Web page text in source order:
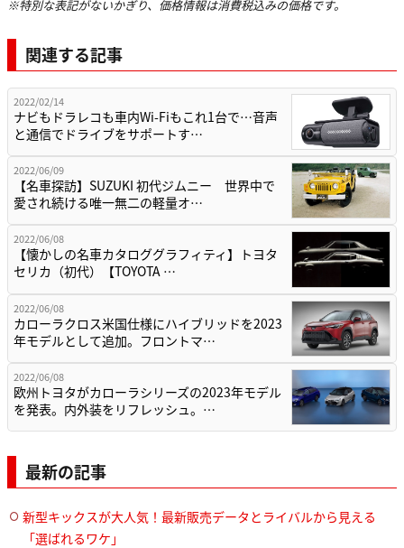
※特別な表記がないかぎり、価格情報は消費税込みの価格です。
関連する記事
2022/02/14
ナビもドラレコも車内Wi-Fiもこれ1台で…音声
と通信でドライブをサポートす…
2022/06/09
【名車探訪】SUZUKI 初代ジムニー 世界中で
愛され続ける唯一無二の軽量オ…
2022/06/08
【懐かしの名車カタロググラフィティ】トヨタ
セリカ（初代）【TOYOTA …
2022/06/08
カローラクロス米国仕様にハイブリッドを2023
年モデルとして追加。フロントマ…
2022/06/08
欧州トヨタがカローラシリーズの2023年モデル
を発表。内外装をリフレッシュ。…
最新の記事
新型キックスが大人気！最新販売データとライバルから見える
「選ばれるワケ」